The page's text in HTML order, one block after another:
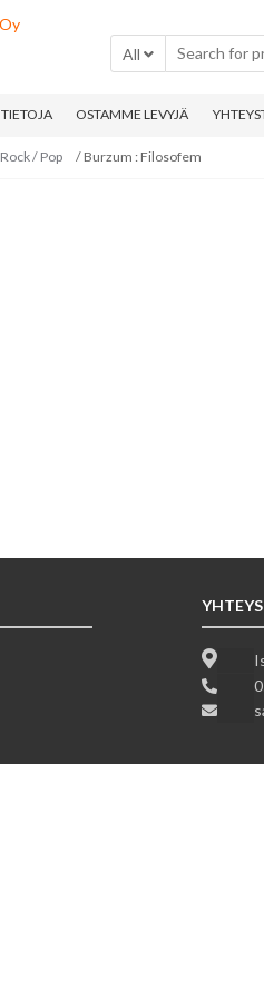
All
TIETOJA OSTAMME LEVYJÄ
Rock / Pop / Burzum : Filosofem